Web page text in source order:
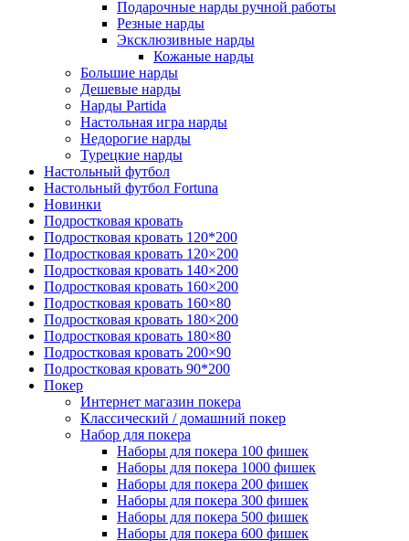
Подарочные нарды ручной работы
Резные нарды
Эксклюзивные нарды
Кожаные нарды
Большие нарды
Дешевые нарды
Нарды Partida
Настольная игра нарды
Недорогие нарды
Турецкие нарды
Настольный футбол
Настольный футбол Fortuna
Новинки
Подростковая кровать
Подростковая кровать 120*200
Подростковая кровать 120×200
Подростковая кровать 140×200
Подростковая кровать 160×200
Подростковая кровать 160×80
Подростковая кровать 180×200
Подростковая кровать 180×80
Подростковая кровать 200×90
Подростковая кровать 90*200
Покер
Интернет магазин покера
Классический / домашний покер
Набор для покера
Наборы для покера 100 фишек
Наборы для покера 1000 фишек
Наборы для покера 200 фишек
Наборы для покера 300 фишек
Наборы для покера 500 фишек
Наборы для покера 600 фишек